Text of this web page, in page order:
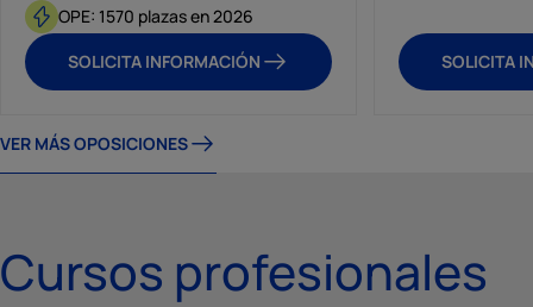
OPE: 1570 plazas en 2026
SOLICITA INFORMACIÓN
SOLICITA
VER MÁS OPOSICIONES
Cursos profesionales